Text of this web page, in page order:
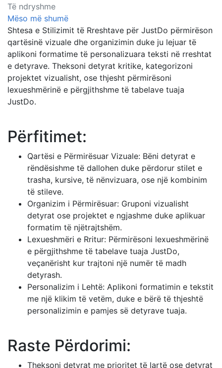
Të ndryshme
Mëso më shumë
Shtesa e Stilizimit të Rreshtave për JustDo përmirëson
qartësinë vizuale dhe organizimin duke ju lejuar të
aplikoni formatime të personalizuara teksti në rreshtat
e detyrave. Theksoni detyrat kritike, kategorizoni
projektet vizualisht, ose thjesht përmirësoni
lexueshmërinë e përgjithshme të tabelave tuaja
JustDo.
Përfitimet:
Qartësi e Përmirësuar Vizuale: Bëni detyrat e
rëndësishme të dallohen duke përdorur stilet e
trasha, kursive, të nënvizuara, ose një kombinim
të stileve.
Organizim i Përmirësuar: Gruponi vizualisht
detyrat ose projektet e ngjashme duke aplikuar
formatim të njëtrajtshëm.
Lexueshmëri e Rritur: Përmirësoni lexueshmërinë
e përgjithshme të tabelave tuaja JustDo,
veçanërisht kur trajtoni një numër të madh
detyrash.
Personalizim i Lehtë: Aplikoni formatimin e tekstit
me një klikim të vetëm, duke e bërë të thjeshtë
personalizimin e pamjes së detyrave tuaja.
Raste Përdorimi:
Theksoni detyrat me prioritet të lartë ose detyrat